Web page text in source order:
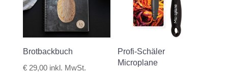
Brotbackbuch
€29,00 inkl. MwSt.
Profi-Schäler
Microplane